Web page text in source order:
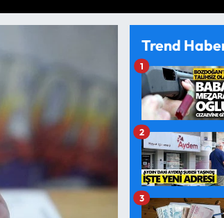
6574.81 1.44
Trend
1
2
3